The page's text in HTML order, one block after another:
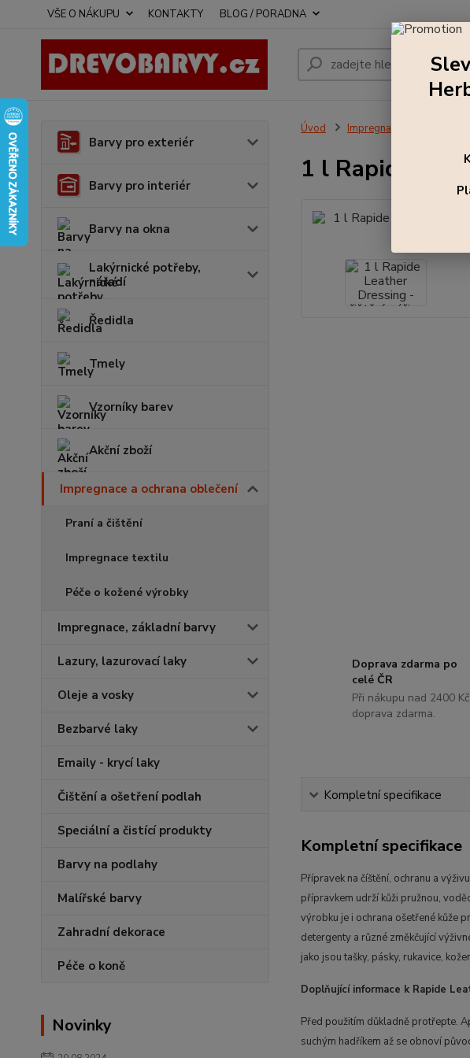
VŠE O NÁKUPU KONTAKTY BLOG / PORADNA
Barvy pro exteriér
Barvy pro interiér
Barvy na okna
Lakýrnické potřeby,
nářadí
Ředidla
Tmely
Vzorníky barev
Akční zboží
Impregnace a ochrana oblečení
Praní a čištění
Impregnace textilu
Péče o kožené výrobky
Impregnace, základní barvy
Lazury, lazurovací laky
Oleje a vosky
Bezbarvé laky
Emaily - krycí laky
Čištění a ošetření podlah
Speciální a čistící produkty
Barvy na podlahy
Malířské barvy
Zahradní dekorace
Péče o koně
Novinky
Úvod Impregnace a ochrana
1 l Rapide
Doprava zdarma po
celé ČR
Při nákupu nad 2400 Kč
doprava zdarma.
Kompletní specifikace
Kompletní specifikace
Přípravek na číštění, ochranu a
přípravkem udrží kůži pružnou,
výrobku je i ochrana ošetřené kůže
detergenty a různé změkčující
jako jsou tašky, pásky, rukavice,
Doplňující informace k Rapide
Před použitím důkladně protřepte.
suchým hadříkem až se obnoví